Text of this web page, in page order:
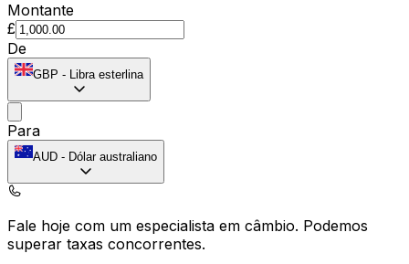
Montante
£
De
GBP - Libra esterlina
Para
AUD - Dólar australiano
Fale hoje com um especialista em câmbio. Podemos
superar taxas concorrentes.